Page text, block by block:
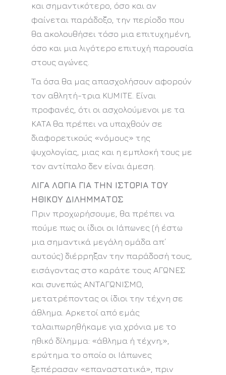
και σημαντικότερο, όσο και αν
φαίνεται παράδοξο, την περίοδο που
θα ακολουθήσει τόσο μια επιτυχημένη,
όσο και μια λιγότερο επιτυχή παρουσία
στους αγώνες.
Τα όσα θα μας απασχολήσουν αφορούν
τον αθλητή-τρια KUMITE. Είναι
προφανές, ότι οι ασχολούμενοι με τα
ΚΑΤΑ θα πρέπει να υπαχθούν σε
διαφορετικούς «νόμους» της
ψυχολογίας, μιας και η εμπλοκή τους με
τον αντίπαλο δεν είναι άμεση.
ΛΙΓΑ ΛΟΓΙΑ ΓΙΑ ΤΗΝ ΙΣΤΟΡΙΑ ΤΟΥ
ΗΘΙΚΟΥ ΔΙΛΗΜΜΑΤΟΣ
Πριν προχωρήσουμε, θα πρέπει να
πούμε πως οι ίδιοι οι Ιάπωνες (ή έστω
μια σημαντικά μεγάλη ομάδα απ΄
αυτούς) διέρρηξαν την παράδοσή τους,
εισάγοντας στο καράτε τους ΑΓΩΝΕΣ
και συνεπώς ΑΝΤΑΓΩΝΙΣΜΟ,
μετατρέποντας οι ίδιοι την τέχνη σε
άθλημα. Αρκετοί από εμάς
ταλαιπωρηθήκαμε για χρόνια με το
ηθικό δίλημμα: «άθλημα ή τέχνη;»,
ερώτημα το οποίο οι Ιάπωνες
ξεπέρασαν «επαναστατικά», πριν